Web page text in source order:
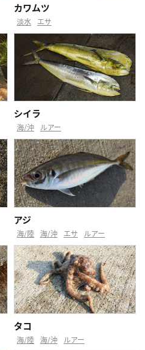
カワムツ
淡水 エサ
シイラ
海/沖 ルアー
アジ
海/陸 海/沖 エサ ルアー
タコ
海/陸 海/沖 ルアー